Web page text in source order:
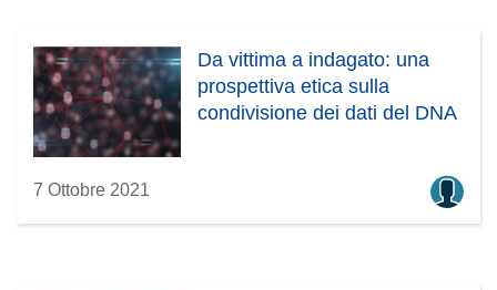
Da vittima a indagato: una
prospettiva etica sulla
condivisione dei dati del DNA
7 Ottobre 2021